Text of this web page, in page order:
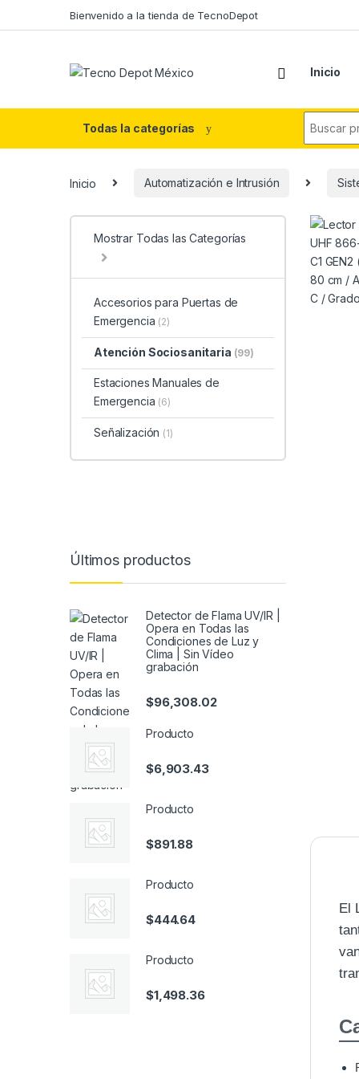
Bienvenido a la tienda de TecnoDepot
Inicio
Todas la categorías
Inicio Automatización e Intrusión
El
Mostrar Todas las Categorías
Accesorios para Puertas de
Emergencia (2)
Atención Sociosanitaria (99)
Estaciones Manuales de
Emergencia (6)
Señalización (1)
Últimos productos
Detector de Flama UV/IR |
Opera en Todas las
Condiciones de Luz y
Clima | Sin Vídeo
grabación
$96,308.02
Producto
$6,903.43
Producto
$891.88
Producto
$444.64
Producto
$1,498.36